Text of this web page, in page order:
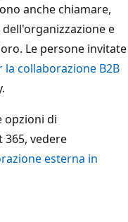
anche chiamare,
e
Le persone invitate
collaborazione B2B
opzioni di
vedere
esterna in